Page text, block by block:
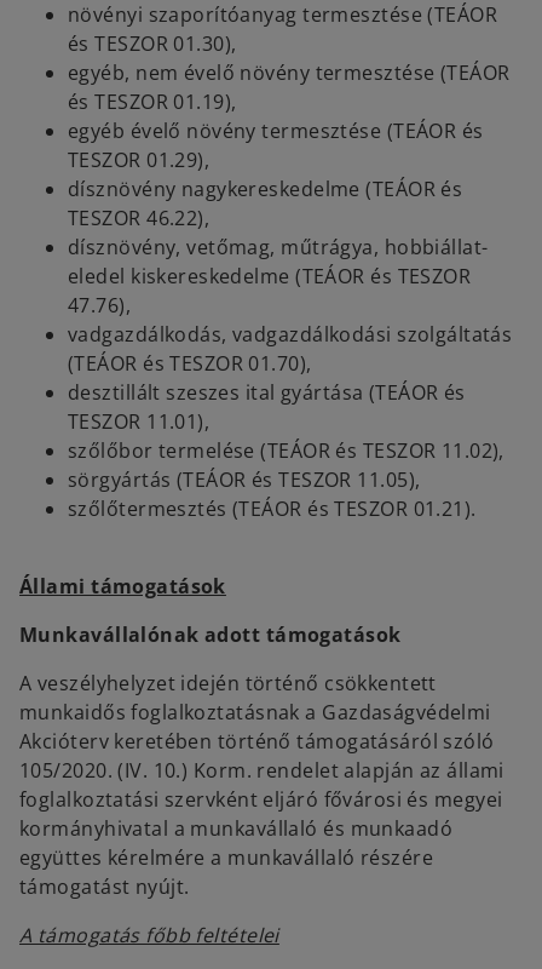
növényi szaporítóanyag termesztése (TEÁOR
és TESZOR 01.30),
egyéb, nem évelő növény termesztése (TEÁOR
és TESZOR 01.19),
egyéb évelő növény termesztése (TEÁOR és
TESZOR 01.29),
dísznövény nagykereskedelme (TEÁOR és
TESZOR 46.22),
dísznövény, vetőmag, műtrágya, hobbiállat-
eledel kiskereskedelme (TEÁOR és TESZOR
47.76),
vadgazdálkodás, vadgazdálkodási szolgáltatás
(TEÁOR és TESZOR 01.70),
desztillált szeszes ital gyártása (TEÁOR és
TESZOR 11.01),
szőlőbor termelése (TEÁOR és TESZOR 11.02),
sörgyártás (TEÁOR és TESZOR 11.05),
szőlőtermesztés (TEÁOR és TESZOR 01.21).
Állami támogatások
Munkavállalónak adott támogatások
A veszélyhelyzet idején történő csökkentett
munkaidős foglalkoztatásnak a Gazdaságvédelmi
Akcióterv keretében történő támogatásáról szóló
105/2020. (IV. 10.) Korm. rendelet alapján az állami
foglalkoztatási szervként eljáró fővárosi és megyei
kormányhivatal a munkavállaló és munkaadó
együttes kérelmére a munkavállaló részére
támogatást nyújt.
A támogatás főbb feltételei